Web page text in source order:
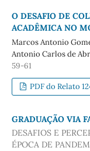
O DESAFIO DE
ACADÊMICA NO
Marcos Antonio
Antonio Carlos de
59-61
PDF do Relato
GRADUAÇÃO VIA
DESAFIOS E
ÉPOCA DE